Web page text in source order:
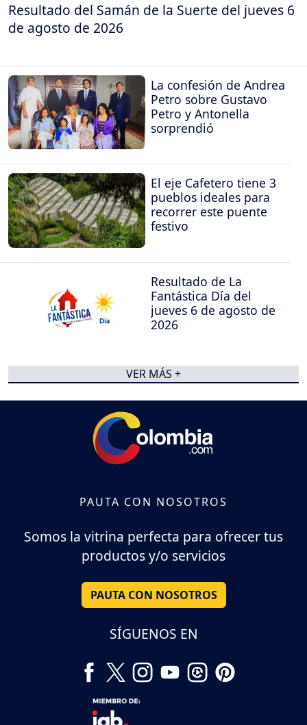
Resultado del Samán de la Suerte del jueves 6
de agosto de 2026
La confesión de Andrea
Petro sobre Gustavo
Petro y Antonella
sorprendió
El eje Cafetero tiene 3
pueblos ideales para
recorrer este puente
festivo
Resultado de La
Fantástica Día del
jueves 6 de agosto de
2026
VER MÁS +
PAUTA CON NOSOTROS
Somos la vitrina perfecta para ofrecer tus
productos y/o servicios
PAUTA CON NOSOTROS
SÍGUENOS EN